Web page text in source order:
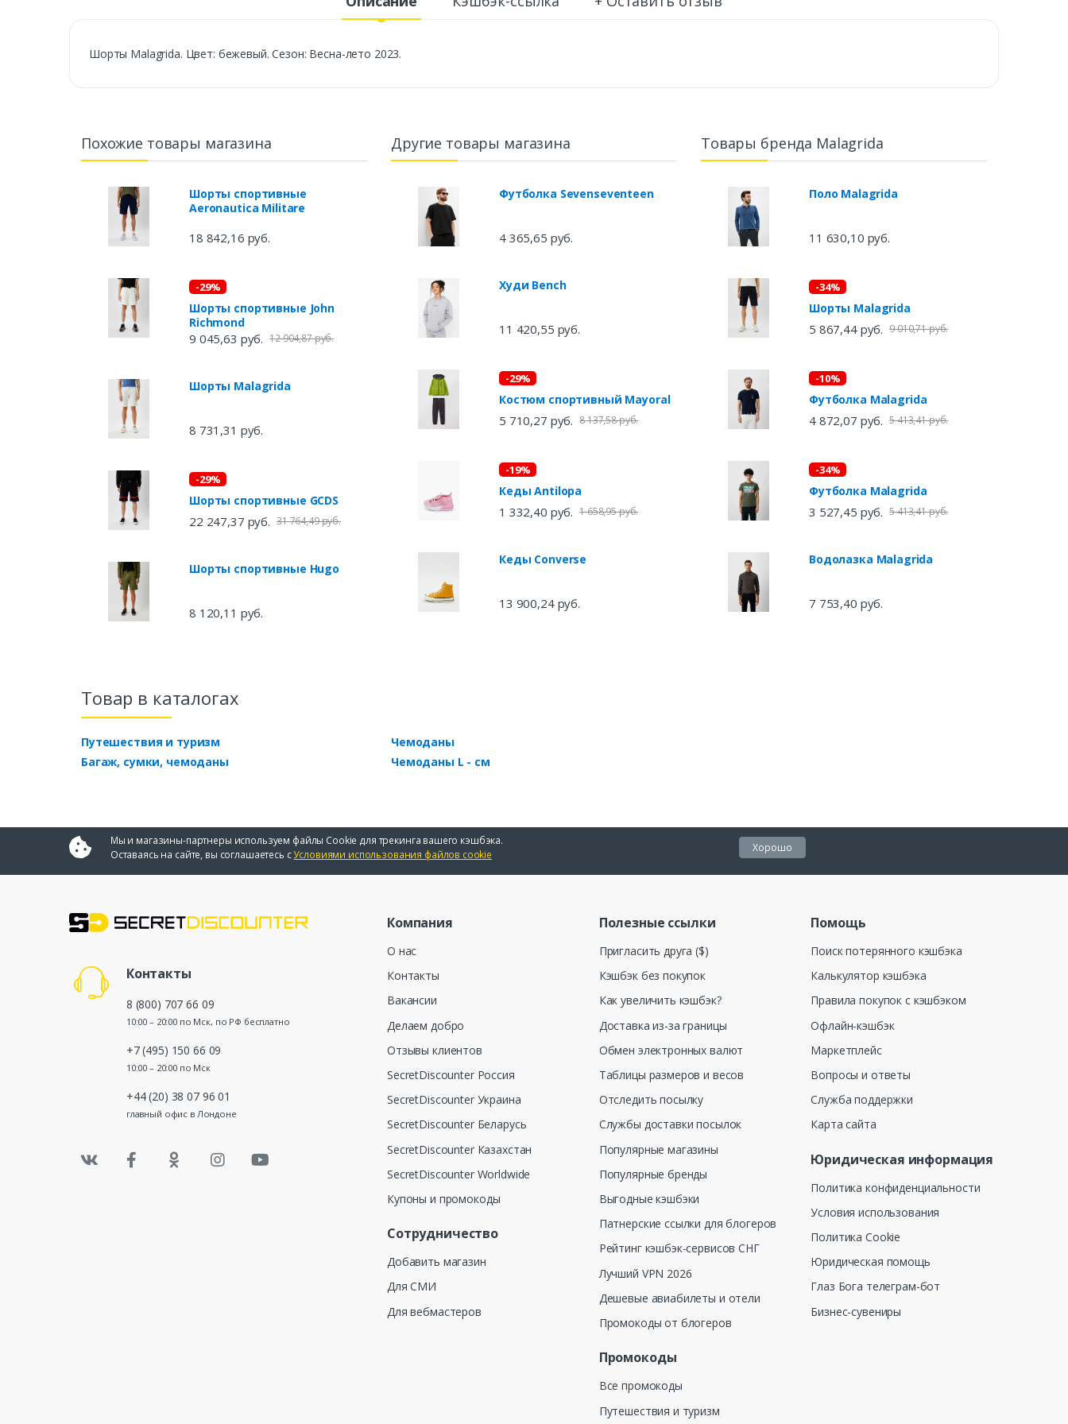
Шорты Malagrida. Цвет: бежевый. Сезон: Весна-лето 2023.
Похожие товары магазина
Шорты спортивные
Aeronautica Militare
18 842,16 руб.
-29%
Шорты спортивные John
Richmond
9 045,63 руб. 12 904,87 руб.
Шорты Malagrida
8 731,31 руб.
-29%
Шорты спортивные GCDS
22 247,37 руб. 31 764,49 руб.
Шорты спортивные Hugo
8 120,11 руб.
Другие товары магазина
Футболка Sevenseventeen
4 365,65 руб.
Худи Bench
11 420,55 руб.
-29%
Костюм спортивный Mayoral
5 710,27 руб. 8 137,58 руб.
-19%
Кеды Antilopa
1 332,40 руб. 1 658,95 руб.
Кеды Converse
13 900,24 руб.
Товары бренда Malagrida
Поло Malagrida
11 630,10 руб.
-34%
Шорты Malagrida
5 867,44 руб. 9 010,71 руб.
-10%
Футболка Malagrida
4 872,07 руб. 5 413,41 руб.
-34%
Футболка Malagrida
3 527,45 руб. 5 413,41 руб.
Водолазка Malagrida
7 753,40 руб.
Товар в каталогах
Путешествия и туризм
Багаж, сумки, чемоданы
Чемоданы
Чемоданы L - см
Мы и магазины-партнеры используем файлы Cookie для трекинга вашего кэшбэка.
Оставаясь на сайте, вы соглашаетесь сУсловиями использования файлов cookie
Хорошо
Контакты
8 (800) 707 66 09
10:00 – 20:00 по Мск, по РФ бесплатно
+7 (495) 150 66 09
10:00 – 20:00 по Мск
+44 (20) 38 07 96 01
главный офис в Лондоне
Компания
О нас
Контакты
Вакансии
Делаем добро
Отзывы клиентов
SecretDiscounter Россия
SecretDiscounter Украина
SecretDiscounter Беларусь
SecretDiscounter Казахстан
SecretDiscounter Worldwide
Купоны и промокоды
Сотрудничество
Добавить магазин
Для СМИ
Для вебмастеров
Полезные ссылки
Пригласить друга ($)
Кэшбэк без покупок
Как увеличить кэшбэк?
Доставка из-за границы
Обмен электронных валют
Таблицы размеров и весов
Отследить посылку
Службы доставки посылок
Популярные магазины
Популярные бренды
Выгодные кэшбэки
Патнерские ссылки для блогеров
Рейтинг кэшбэк-сервисов СНГ
Лучший VPN 2026
Дешевые авиабилеты и отели
Промокоды от блогеров
Промокоды
Все промокоды
Путешествия и туризм
Помощь
Поиск потерянного кэшбэка
Калькулятор кэшбэка
Правила покупок с кэшбэком
Офлайн-кэшбэк
Маркетплейс
Вопросы и ответы
Служба поддержки
Карта сайта
Юридическая информация
Политика конфиденциальности
Условия использования
Политика Cookie
Юридическая помощь
Глаз Бога телеграм-бот
Бизнес-сувениры